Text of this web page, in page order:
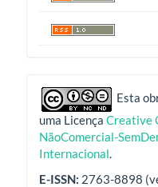
Esta
uma Licença Creative
NãoComercial-
Internacional.
E-ISSN: 2763-8898